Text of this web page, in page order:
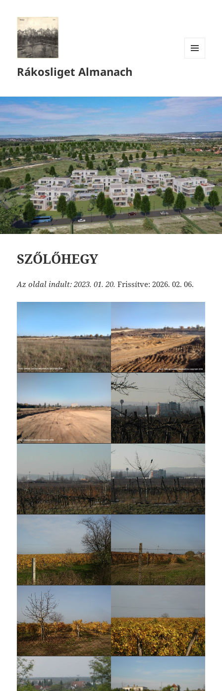
Rákosliget Almanach
SZŐLŐHEGY
Az oldal indult: 2023. 01. 20. Frissítve: 2026. 02. 06.